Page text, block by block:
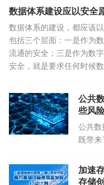
在进行数据资产入表时
私保护和合规性，确保
同时，企业还需要根据
据资产进行合理的估值
产权数据、分析模型和算法
据等，在满足一定条件下，
企业的数据资产。
标签: 数据资产化
全球大
由上届
数据体系建设应以安全
数据体系的建设，都应该
包括三个层面：一是作为
流通的安全；三是作为数
安全，就是要求任何时候
公共
些风
公共数
既带
析：
公共数
加速
存储